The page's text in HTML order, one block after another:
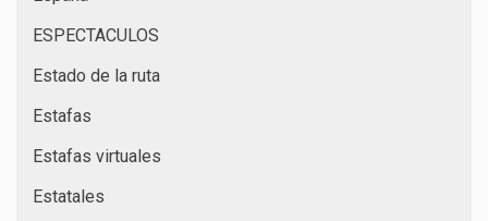
ESPECTACULOS
Estado de la ruta
Estafas
Estafas virtuales
Estatales